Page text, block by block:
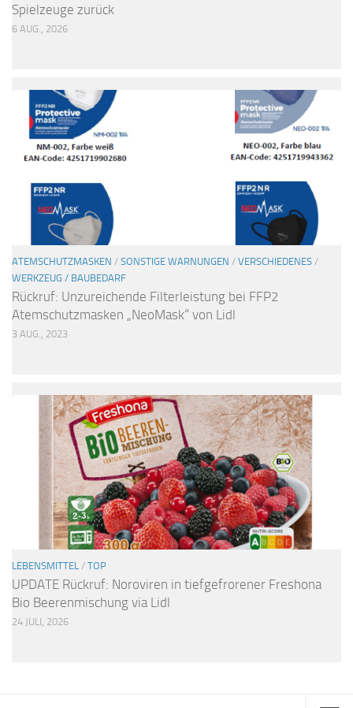
Spielzeuge zurück
6 AUG., 2026
ATEMSCHUTZMASKEN / SONSTIGE WARNUNGEN / VERSCHIEDENES /
WERKZEUG / BAUBEDARF
Rückruf: Unzureichende Filterleistung bei FFP2
Atemschutzmasken „NeoMask“ von Lidl
3 AUG., 2023
LEBENSMITTEL / TOP
UPDATE Rückruf: Noroviren in tiefgefrorener Freshona
Bio Beerenmischung via Lidl
24 JULI, 2026